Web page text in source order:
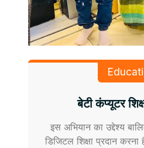
बेटी कंप्यूटर
इस अभियान का उद्देश्य
डिजिटल शिक्षा प्रदान